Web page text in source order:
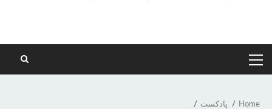
PRIMARY
MENU
Home
پادکست